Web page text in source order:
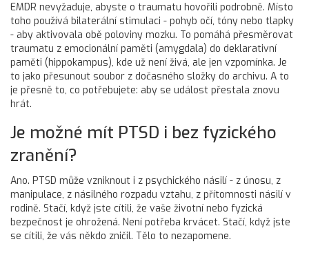
EMDR nevyžaduje, abyste o traumatu hovořili podrobně. Místo
toho používá bilaterální stimulaci - pohyb očí, tóny nebo tlapky
- aby aktivovala obě poloviny mozku. To pomáhá přesměrovat
traumatu z emocionální paměti (amygdala) do deklarativní
paměti (hippokampus), kde už není živá, ale jen vzpomínka. Je
to jako přesunout soubor z dočasného složky do archivu. A to
je přesně to, co potřebujete: aby se událost přestala znovu
hrát.
Je možné mít PTSD i bez fyzického
zranění?
Ano. PTSD může vzniknout i z psychického násilí - z únosu, z
manipulace, z násilného rozpadu vztahu, z přítomnosti násilí v
rodině. Stačí, když jste cítili, že vaše životní nebo fyzická
bezpečnost je ohrožená. Není potřeba krvácet. Stačí, když jste
se cítili, že vás někdo zničil. Tělo to nezapomene.